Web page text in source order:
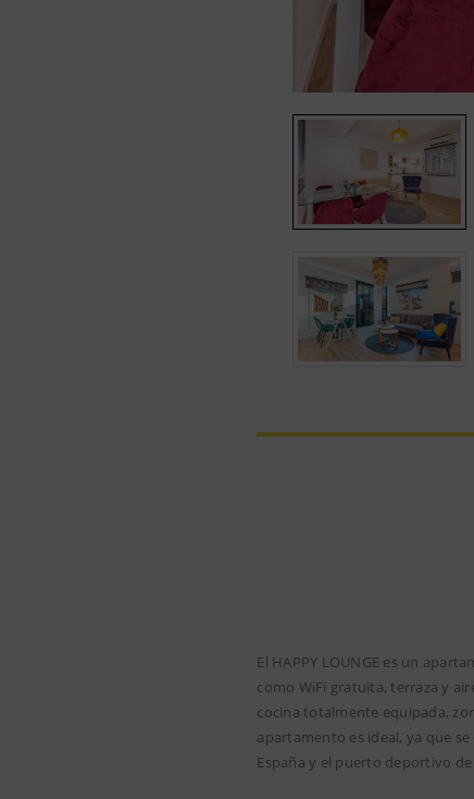
El HAPPY LOUNGE es un
como WiFi gratuita, terraza y
cocina totalmente equipada,
apartamento es ideal, ya que
España y el puerto deportivo de